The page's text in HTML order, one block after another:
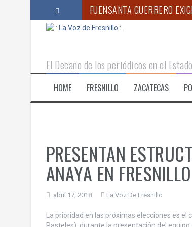
FUENSANTA GUERRERO
ARRANCA EN FRESNILLO
ANUNCIA GOBERNADOR
RESPALDA SSP A MADRES
VISITA VERO DÍAZ A LOS
El Decano de los periódicos en el Estado
HOME FRESNILLO ZACATECAS
PRESENTAN
ANAYA EN FRESNILLO
abril 17, 2018 La Voz De Fresnillo
La prioridad en las próximas elecciones es